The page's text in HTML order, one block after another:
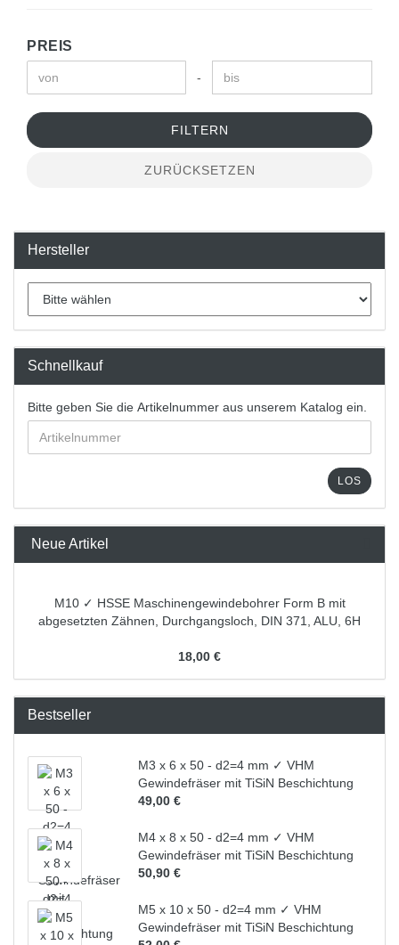
PREIS
-
FILTERN
ZURÜCKSETZEN
Hersteller
Schnellkauf
Bitte geben Sie die Artikelnummer aus unserem Katalog ein.
LOS
Neue Artikel
M10 ✓ HSSE Maschinengewindebohrer Form B mit
abgesetzten Zähnen, Durchgangsloch, DIN 371, ALU, 6H
18,00 €
Bestseller
M3 x 6 x 50 - d2=4 mm ✓ VHM
Gewindefräser mit TiSiN Beschichtung
49,00 €
M4 x 8 x 50 - d2=4 mm ✓ VHM
Gewindefräser mit TiSiN Beschichtung
50,90 €
M5 x 10 x 50 - d2=4 mm ✓ VHM
Gewindefräser mit TiSiN Beschichtung